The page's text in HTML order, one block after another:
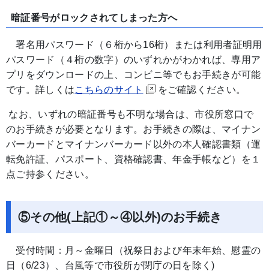
暗証番号がロックされてしまった方へ
署名用パスワード（６桁から16桁）または利用者証明用
パスワード（４桁の数字）のいずれかがわかれば、専用ア
プリをダウンロードの上、コンビニ等でもお手続きが可能
です。詳しくはこちらのサイト をご確認ください。
なお、いずれの暗証番号も不明な場合は、市役所窓口で
のお手続きが必要となります。お手続きの際は、マイナン
バーカードとマイナンバーカード以外の本人確認書類（運
転免許証、パスポート、資格確認書、年金手帳など）を１
点ご持参ください。
⑤その他(上記①～④以外)のお手続き
受付時間：月～金曜日（祝祭日および年末年始、慰霊の
日（6/23）、台風等で市役所が閉庁の日を除く)